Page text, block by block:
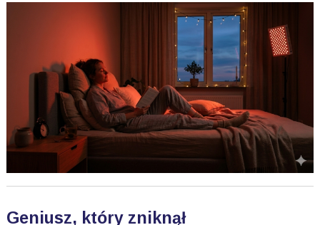
Geniusz, który zniknął